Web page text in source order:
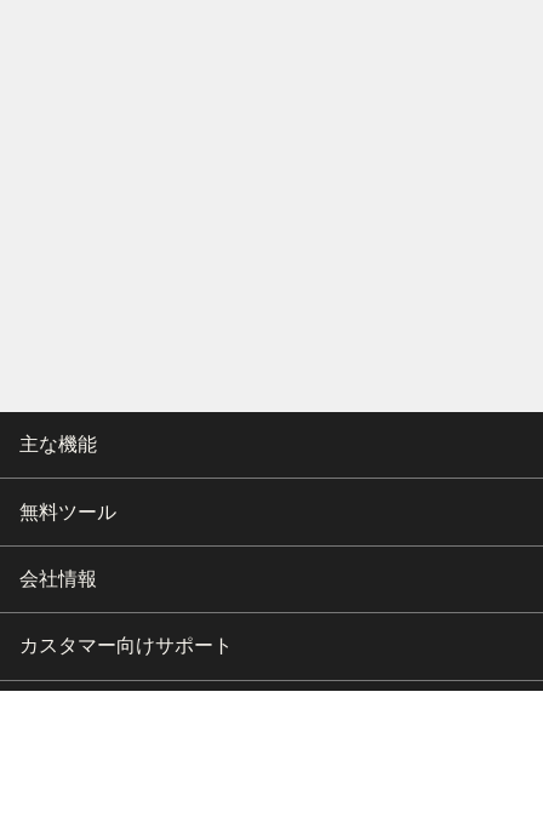
主な機能
無料ツール
会社情報
カスタマー向けサポート